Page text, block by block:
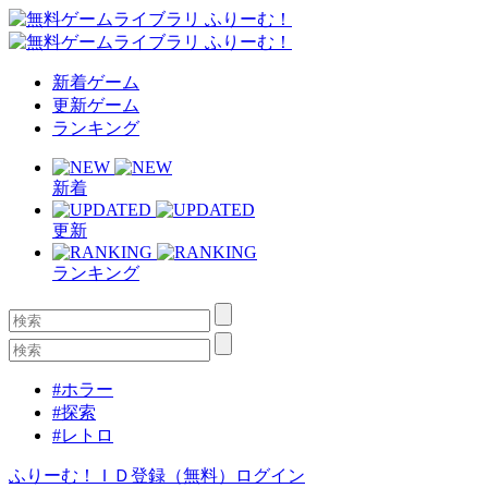
新着ゲーム
更新ゲーム
ランキング
新着
更新
ランキング
#ホラー
#探索
#レトロ
ふりーむ！ＩＤ登録（無料） ログイン